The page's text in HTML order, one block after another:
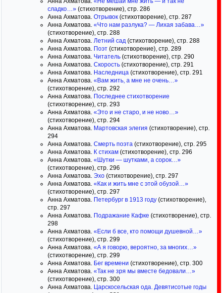
сладко…» (стихотворение), стр. 286
Анна Ахматова. Отрывок (стихотворение), стр. 287
Анна Ахматова. «Что нам разлука? — Лихая забава…»
(стихотворение), стр. 288
Анна Ахматова. Летний сад (стихотворение), стр. 288
Анна Ахматова. Поэт (стихотворение), стр. 289
Анна Ахматова. Читатель (стихотворение), стр. 290
Анна Ахматова. Скорость (стихотворение), стр. 291
Анна Ахматова. Наследница (стихотворение), стр. 291
Анна Ахматова. «Вам жить, а мне не очень…»
(стихотворение), стр. 292
Анна Ахматова. Последнее стихотворение
(стихотворение), стр. 293
Анна Ахматова. «Это и не старо, и не ново…»
(стихотворение), стр. 294
Анна Ахматова. Мартовская элегия (стихотворение), стр.
294
Анна Ахматова. Смерть поэта (стихотворение), стр. 295
Анна Ахматова. К стихам (стихотворение), стр. 296
Анна Ахматова. «Шутки — шутками, а сорок…»
(стихотворение), стр. 296
Анна Ахматова. Эхо (стихотворение), стр. 297
Анна Ахматова. «Как и жить мне с этой обузой…»
(стихотворение), стр. 297
Анна Ахматова. Петербург в 1913 году (стихотворение),
стр. 297
Анна Ахматова. Подражание Кафке (стихотворение), стр.
298
Анна Ахматова. «Если б все, кто помощи душевной…»
(стихотворение), стр. 299
Анна Ахматова. «А я говорю, вероятно, за многих…»
(стихотворение), стр. 299
Анна Ахматова. Бег времени (стихотворение), стр. 300
Анна Ахматова. «Так не зря мы вместе бедовали…»
(стихотворение), стр. 300
Анна Ахматова. Царскосельская ода. Девятисотые годы